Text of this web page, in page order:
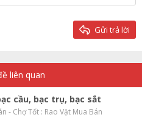
Roman
Gửi trả lời
liên quan
cầu, bạc trụ, bạc sắt
- Chợ Tốt : Rao Vặt Mua Bán